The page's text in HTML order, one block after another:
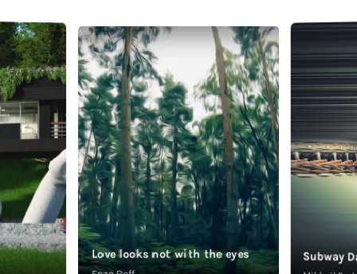
Love looks not with the eyes Subway